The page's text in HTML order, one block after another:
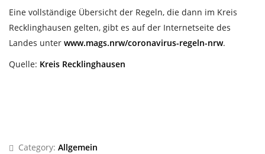
Eine vollständige Übersicht der Regeln, die dann im Kreis
Recklinghausen gelten, gibt es auf der Internetseite des
Landes unter www.mags.nrw/coronavirus-regeln-nrw.
Quelle: Kreis Recklinghausen
Category: Allgemein